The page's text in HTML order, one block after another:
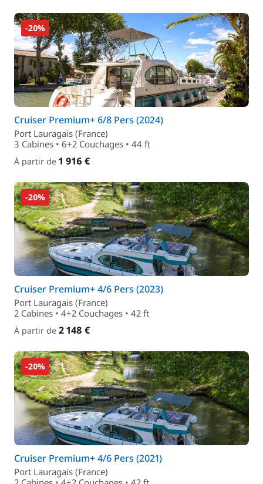
-20%
Cruiser Premium+ 6/8 Pers (2024)
Port Lauragais (France)
3 Cabines • 6+2 Couchages • 44 ft
À partir de 1 916 €
-20%
Cruiser Premium+ 4/6 Pers (2023)
Port Lauragais (France)
2 Cabines • 4+2 Couchages • 42 ft
À partir de 2 148 €
-20%
Cruiser Premium+ 4/6 Pers (2021)
Port Lauragais (France)